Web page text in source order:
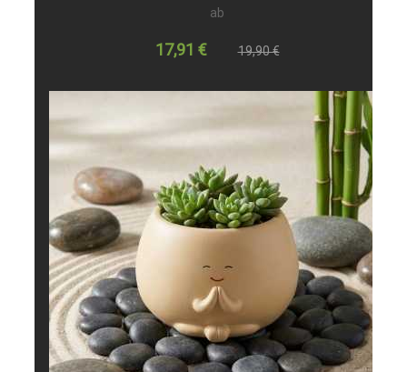
ab
17,91 € 19,90 €